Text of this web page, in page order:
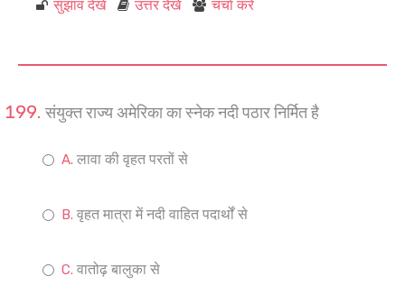
सुझाव देखें उत्तर देखें चर्चा करें
संयुक्त राज्य अमेरिका का स्नेक नदी पठार निर्मित है
लावा की वृहत परतों से
वृहत मात्रा में नदी वाहित पदार्थों से
वातोढ़ बालुका से